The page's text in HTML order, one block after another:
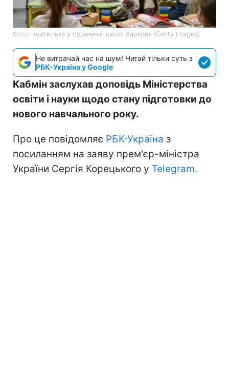
Фото: вчителька у підземній школі Харкова (Getty Images)
Не витрачай час на шум! Читай тільки суть з
РБК-Україна у Google
Кабмін заслухав доповідь Міністерства
освіти і науки щодо стану підготовки до
нового навчального року.
Про це повідомляє РБК-Україна з
посиланням на заяву прем'єр-міністра
України Сергія Корецького у Telegram.